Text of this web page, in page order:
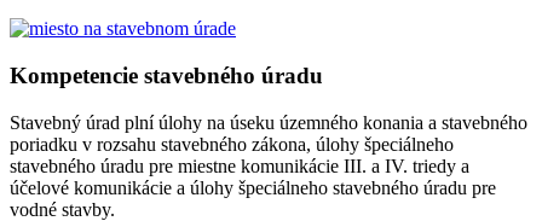
Kompetencie stavebného úradu
Stavebný úrad plní úlohy na úseku územného konania a stavebného
poriadku v rozsahu stavebného zákona, úlohy špeciálneho
stavebného úradu pre miestne komunikácie III. a IV. triedy a
účelové komunikácie a úlohy špeciálneho stavebného úradu pre
vodné stavby.